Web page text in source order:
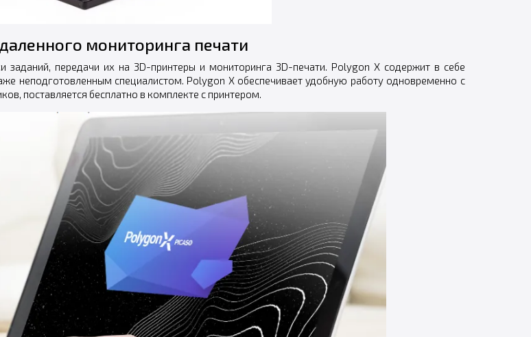
мониторинга печати
передачи их на 3D-принтеры и мониторинга 3D-печати. Polygon X содержит в себе
неподготовленным специалистом. Polygon X обеспечивает удобную работу одновременно с
поставляется бесплатно в комплекте с принтером.